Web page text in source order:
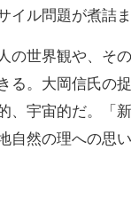
イル問題が煮詰ま
世界観や、そ
る。大岡信氏の
、宇宙的だ。「
自然の理への思